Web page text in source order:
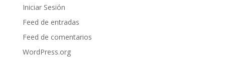
Iniciar Sesión
Feed de entradas
Feed de comentarios
WordPress.org